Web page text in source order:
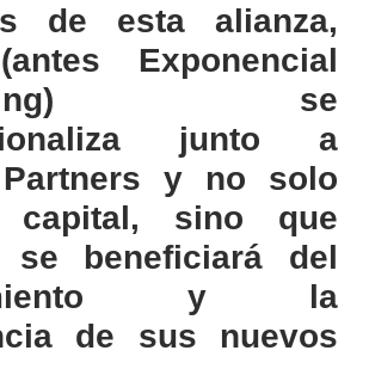
de esta alianza,
Exponencial
se
junto a
y no solo
capital, sino que
se beneficiará del
y la
de sus nuevos